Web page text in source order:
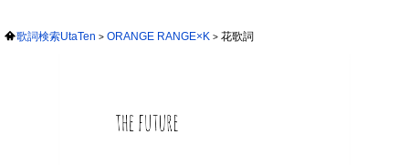
歌詞検索UtaTen ORANGE RANGE×K 花歌詞